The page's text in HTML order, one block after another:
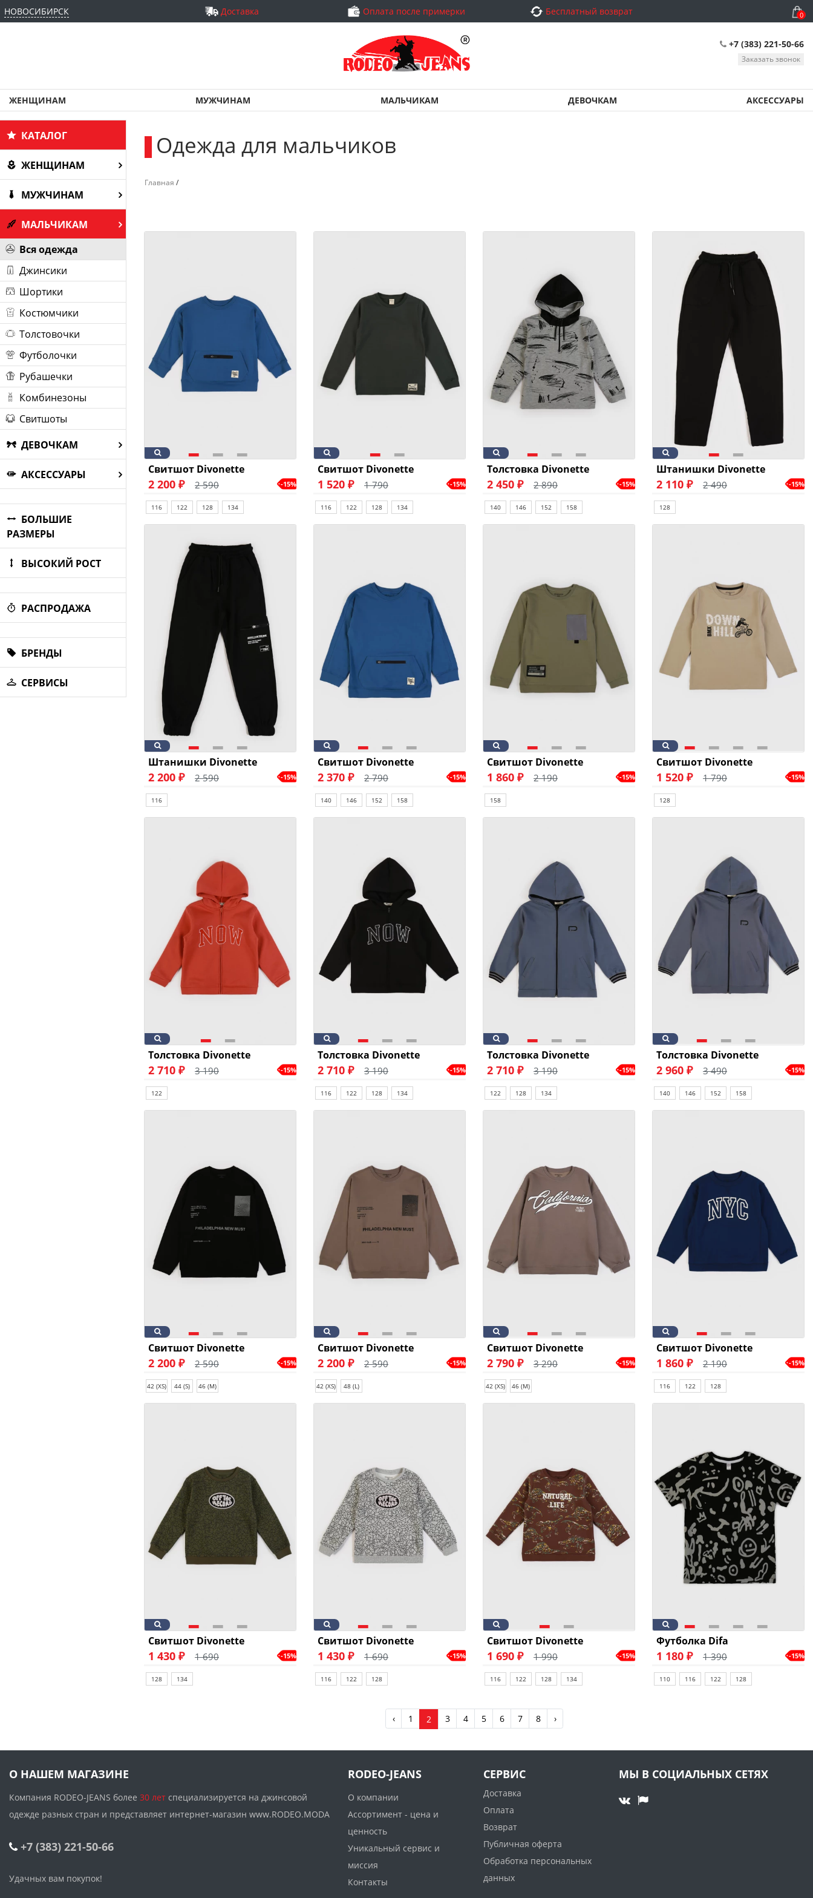
НОВОСИБИРСК Доставка Оплата после примерки Бесплатный возврат 0
+7 (383) 221-50-66
Заказать звонок
ЖЕНЩИНАМ МУЖЧИНАМ МАЛЬЧИКАМ ДЕВОЧКАМ АКСЕССУАРЫ
КАТАЛОГ
ЖЕНЩИНАМ
МУЖЧИНАМ
МАЛЬЧИКАМ
Вся одежда
Джинсики
Шортики
Костюмчики
Толстовочки
Футболочки
Рубашечки
Комбинезоны
Свитшоты
ДЕВОЧКАМ
АКСЕССУАРЫ
БОЛЬШИЕ
РАЗМЕРЫ
ВЫСОКИЙ РОСТ
РАСПРОДАЖА
БРЕНДЫ
СЕРВИСЫ
Одежда для мальчиков
Главная /
Свитшот Divonette
2 200 ₽ 2 590 -15%
116 122 128 134
Свитшот Divonette
1 520 ₽ 1 790 -15%
116 122 128 134
Толстовка Divonette
2 450 ₽ 2 890 -15%
140 146 152 158
Штанишки Divonette
2 110 ₽ 2 490 -15%
128
Штанишки Divonette
2 200 ₽ 2 590 -15%
116
Свитшот Divonette
2 370 ₽ 2 790 -15%
140 146 152 158
Свитшот Divonette
1 860 ₽ 2 190 -15%
158
Свитшот Divonette
1 520 ₽ 1 790 -15%
128
Толстовка Divonette
2 710 ₽ 3 190 -15%
122
Толстовка Divonette
2 710 ₽ 3 190 -15%
116 122 128 134
Толстовка Divonette
2 710 ₽ 3 190 -15%
122 128 134
Толстовка Divonette
2 960 ₽ 3 490 -15%
140 146 152 158
Свитшот Divonette
2 200 ₽ 2 590 -15%
42 (XS) 44 (S) 46 (M)
Свитшот Divonette
2 200 ₽ 2 590 -15%
42 (XS) 48 (L)
Свитшот Divonette
2 790 ₽ 3 290 -15%
42 (XS) 46 (M)
Свитшот Divonette
1 860 ₽ 2 190 -15%
116 122 128
Свитшот Divonette
1 430 ₽ 1 690 -15%
128 134
Свитшот Divonette
1 430 ₽ 1 690 -15%
116 122 128
Свитшот Divonette
1 690 ₽ 1 990 -15%
116 122 128 134
Футболка Difa
1 180 ₽ 1 390 -15%
110 116 122 128
‹ 1 2 3 4 5 6 7 8 ›
О НАШЕМ МАГАЗИНЕ
Компания RODEO-JEANS более 30 лет специализируется на джинсовой
одежде разных стран и представляет интернет-магазин www.RODEO.MODA
+7 (383) 221-50-66
Удачных вам покупок!
RODEO-JEANS
О компании
Ассортимент - цена и
ценность
Уникальный сервис и
миссия
Контакты
СЕРВИС
Доставка
Оплата
Возврат
Публичная оферта
Обработка персональных
данных
МЫ В СОЦИАЛЬНЫХ СЕТЯХ